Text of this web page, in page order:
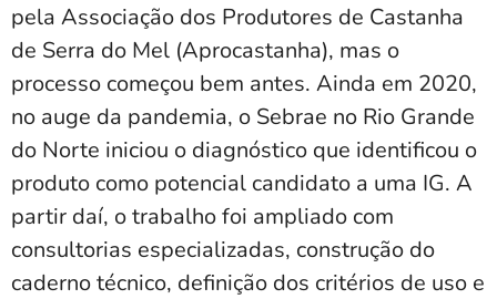
pela Associação dos Produtores de Castanha
de Serra do Mel (Aprocastanha), mas o
processo começou bem antes. Ainda em 2020,
no auge da pandemia, o Sebrae no Rio Grande
do Norte iniciou o diagnóstico que identificou o
produto como potencial candidato a uma IG. A
partir daí, o trabalho foi ampliado com
consultorias especializadas, construção do
caderno técnico, definição dos critérios de uso e